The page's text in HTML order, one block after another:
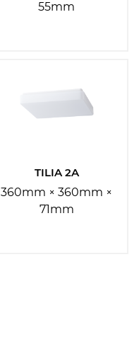
55mm
TILIA 2A
360mm × 360mm ×
71mm